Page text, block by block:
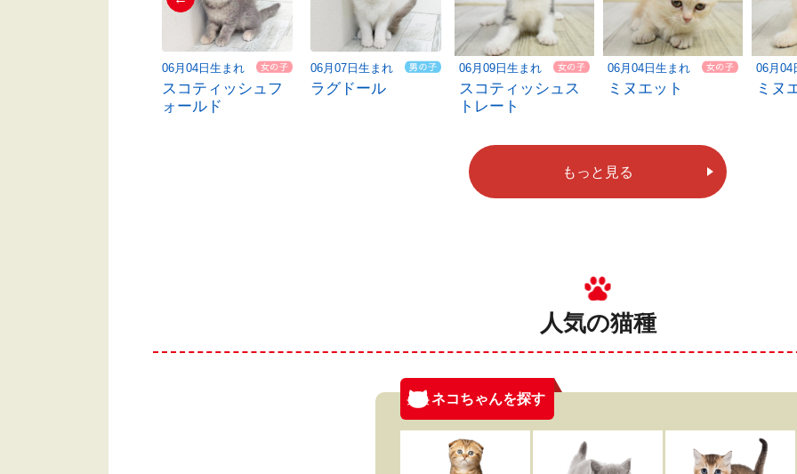
06月04日生まれ
スコティッシュフ
ォールド
06月07日生まれ
ラグドール
06月09日生まれ
スコティッシュス
トレート
06月04日生まれ
ミヌエット
06月04
ミヌ
もっと見る
人気の猫種
ネコちゃんを探す